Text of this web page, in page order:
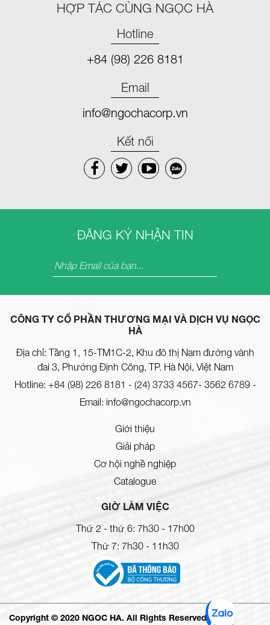
HỢP TÁC CÙNG NGỌC HÀ
Hotline
+84 (98) 226 8181
Email
info@ngochacorp.vn
Kết nối
ĐĂNG KÝ NHẬN TIN
CÔNG TY CỔ PHẦN THƯƠNG MẠI VÀ DỊCH VỤ NGỌC
HÀ
Địa chỉ: Tầng 1, 15-TM1C-2, Khu đô thị Nam đường vành
đai 3, Phường Định Công, TP. Hà Nội, Việt Nam
Hotline: +84 (98) 226 8181 - (24) 3733 4567- 3562 6789-
Email: info@ngochacorp.vn
Giới thiệu
Giải pháp
Cơ hội nghề nghiệp
Catalogue
GIỜ LÀM VIỆC
Thứ 2 - thứ 6: 7h30 - 17h00
Thứ 7: 7h30 - 11h30
Copyright © 2020 NGOC HA. All Rights Reserved